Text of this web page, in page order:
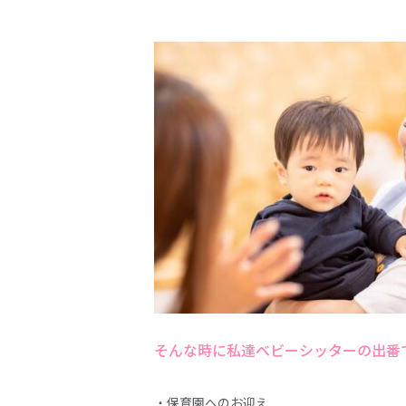
そんな時に私達ベビーシッターの出番
・保育園へのお迎え